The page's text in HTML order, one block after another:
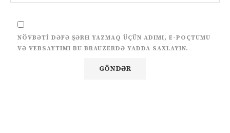
NÖVBƏTI DƏFƏ ŞƏRH YAZMAQ ÜÇÜN ADIMI, E-POÇTUMU
VƏ VEBSAYTIMI BU BRAUZERDƏ YADDA SAXLAYIN.